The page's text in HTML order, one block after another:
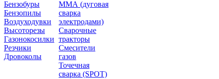
Бензобуры
Бензопилы
Воздуходувки
Высоторезы
Газонокосилки
Резчики
Дровоколы
ММА (дуговая
сварка
электродами)
Сварочные
тракторы
Смесители
газов
Точечная
сварка (SPOT)